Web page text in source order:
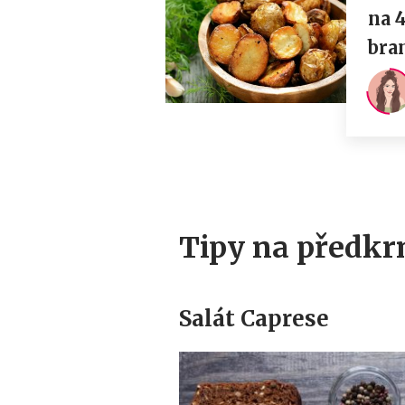
Tipy na
Salát Caprese